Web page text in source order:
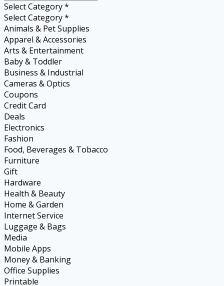
Select Category *
Select Category *
Animals & Pet Supplies
Apparel & Accessories
Arts & Entertainment
Baby & Toddler
Business & Industrial
Cameras & Optics
Coupons
Credit Card
Deals
Electronics
Fashion
Food, Beverages & Tobacco
Furniture
Gift
Hardware
Health & Beauty
Home & Garden
Internet Service
Luggage & Bags
Media
Mobile Apps
Money & Banking
Office Supplies
Printable